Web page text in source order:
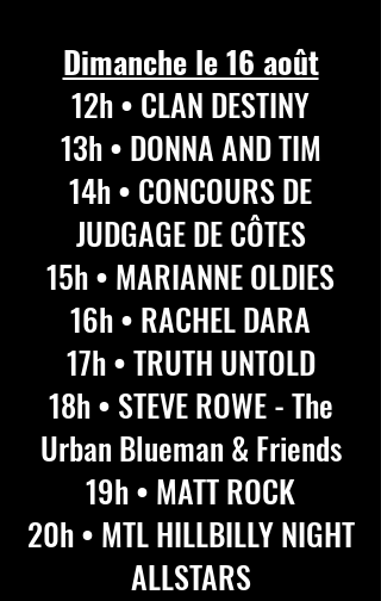
Dimanche le 16 août
12h • CLAN DESTINY
13h • DONNA AND TIM
14h • CONCOURS DE
JUDGAGE DE CÔTES
15h • MARIANNE OLDIES
16h • RACHEL DARA
17h • TRUTH UNTOLD
18h • STEVE ROWE - The
Urban Blueman & Friends
19h • MATT ROCK
20h • MTL HILLBILLY NIGHT
ALLSTARS